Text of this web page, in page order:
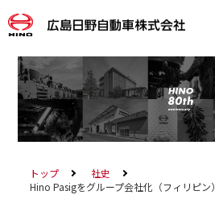
トップ
社史
Hino Pasigをグループ会社化（フィリピン）